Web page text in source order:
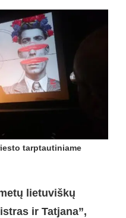
tarptautiniame
lietuviškų
ir Tatjana”,